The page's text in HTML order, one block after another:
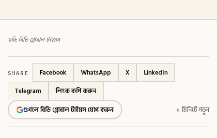
ছবি: বিডি গ্লোবাল টাইমস
SHARE Facebook WhatsApp X
LinkedIn
Telegram
লিংক কপি করুন
গুগলে বিডি গ্লোবাল টাইমস যোগ করুন
১ মিনিটে পড়ুন